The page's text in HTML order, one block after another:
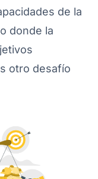
de la
donde la
otro desafío